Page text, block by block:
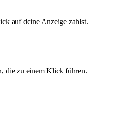
auf deine Anzeige zahlst.
die zu einem Klick führen.